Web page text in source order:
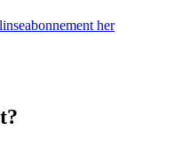
her